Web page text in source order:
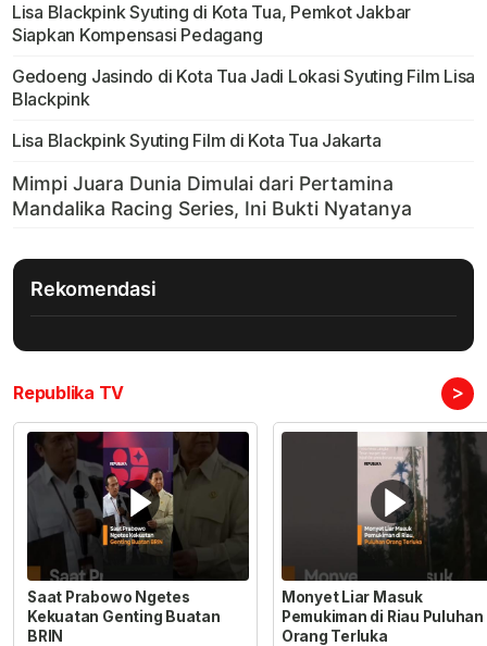
Lisa Blackpink Syuting di Kota Tua, Pemkot Jakbar
Siapkan Kompensasi Pedagang
Gedoeng Jasindo di Kota Tua Jadi Lokasi Syuting Film Lisa
Blackpink
Lisa Blackpink Syuting Film di Kota Tua Jakarta
Rekomendasi
Republika TV >
Saat Prabowo Ngetes
Kekuatan Genting Buatan
BRIN
Monyet Liar Masuk
Pemukiman di Riau Puluhan
Orang Terluka